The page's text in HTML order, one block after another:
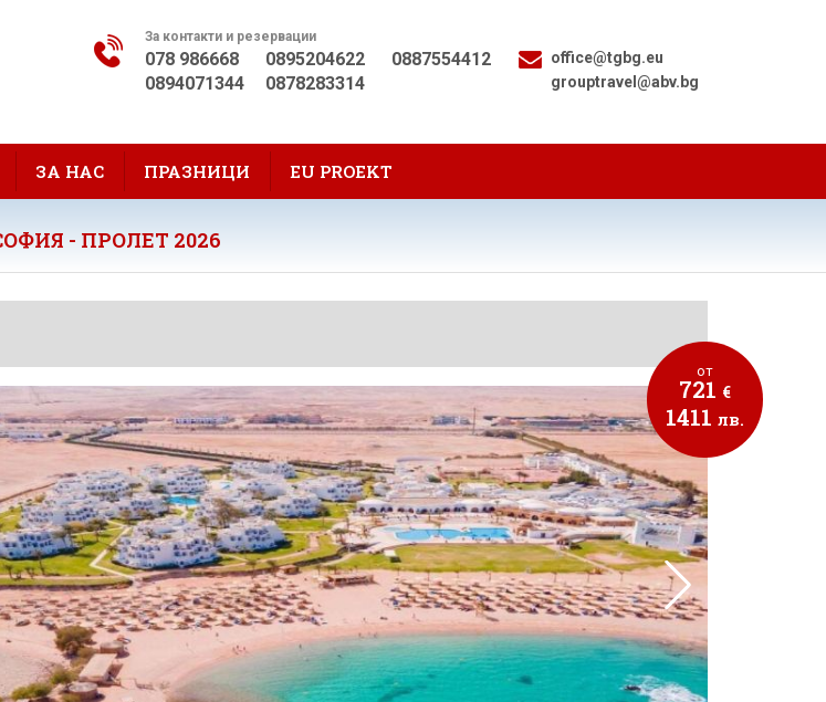
За контакти и резервации
078 986668 0895204622
0887554412
0894071344
0878283314
office@tgbg.eu
grouptravel@abv.bg
ЗА НАС ПРАЗНИЦИ EU PROEKT
- ПРОЛЕТ 2026
от
721 €
1411 лв.